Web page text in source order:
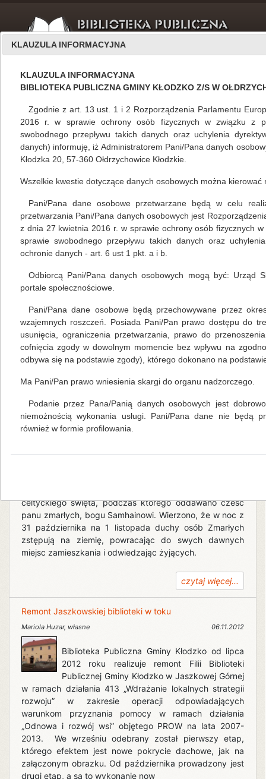
Filie listopad 2012
Mariola Huzar, własne 28.11.2012
W listopadzie w bibliotece w Szalejowie
Górnym odbyło się spotkanie czytelnicze pod
hasłem "Zgaduj zgadula, jaka to bajka?". W
książką i czytanie zagadek dotyczących bajek. W
zgadywaniu zagadek nie było wiodącego zwycięzcy,
wylosował sobie słodki upominek. Wasz bibliotekarz
Monika Fedak
czytaj więcej...
Zastraszające na wesoło
Mariola Huzar ,własne 21.11.2012
31 października w bibliotece w
warsztaty z Halloween. To już druga edycja
celtyckiego święta, podczas którego oddawano cześć
panu zmarłych, bogu Samhainowi. Wierzono, że w noc z
31 października na 1 listopada duchy osób Zmarłych
zstępują na ziemię, powracając do swych dawnych
miejsc zamieszkania i odwiedzając żyjących.
czytaj więcej...
Remont Jaszkowskiej biblioteki w toku
Mariola Huzar, własne 06.11.2012
Biblioteka Publiczna Gminy Kłodzko od lipca
2012 roku realizuje remont Filii Biblioteki
Publicznej Gminy Kłodzko w Jaszkowej Górnej
w ramach działania 413 „Wdrażanie lokalnych strategii
rozwoju” w zakresie operacji odpowiadających
warunkom przyznania pomocy w ramach działania
„Odnowa i rozwój wsi” objętego PROW na lata 2007-
2013. We wrześniu odebrany został pierwszy etap,
którego efektem jest nowe pokrycie dachowe, jak na
załączonym obrazku. Od października prowadzony jest
drugi etap, a są to wykonanie now
KLAUZULA INFORMACYJNA
KLAUZULA INFORMACYJNA
BIBLIOTEKA PUBLICZNA GMINY KŁODZKO Z/S W
Zgodnie z art. 13 ust. 1 i 2 Rozporządzenia Parlamentu
2016 r. w sprawie ochrony osób fizycznych w związku z
swobodnego przepływu takich danych oraz uchylenia
danych) informuję, iż Administratorem Pani/Pana danych
Kłodzka 20, 57-360 Ołdrzychowice Kłodzkie.
Wszelkie kwestie dotyczące danych osobowych można
Pani/Pana dane osobowe przetwarzane będą w celu
przetwarzania Pani/Pana danych osobowych jest
z dnia 27 kwietnia 2016 r. w sprawie ochrony osób fizycznych
sprawie swobodnego przepływu takich danych oraz
ochronie danych - art. 6 ust 1 pkt. a i b.
Odbiorcą Pani/Pana danych osobowych mogą być: Urząd
portale społecznościowe.
Pani/Pana dane osobowe będą przechowywane przez
wzajemnych roszczeń. Posiada Pani/Pan prawo dostępu do
usunięcia, ograniczenia przetwarzania, prawo do
cofnięcia zgody w dowolnym momencie bez wpływu na
odbywa się na podstawie zgody), którego dokonano na
Ma Pani/Pan prawo wniesienia skargi do organu nadzorczego.
Podanie przez Pana/Panią danych osobowych jest
niemożnością wykonania usługi. Pani/Pana dane nie będą
również w formie profilowania.